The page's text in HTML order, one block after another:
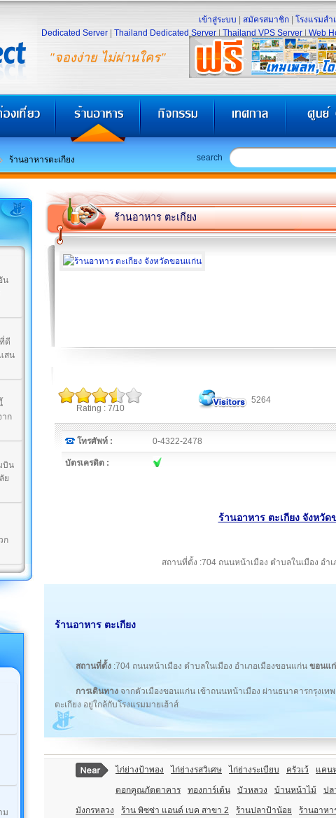
"จองง่าย ไม่ผ่านใคร"
เข้าสู่ระบบ สมัครสมาชิก โรงแรมสำ
Dedicated Server
Thailand Dedicated Server Thailand VPS Server Web
ร้านอาหารตะเกียง search
น
ดี
สน
าก
บิน
ย
ก
ม
ร้านอาหาร ตะเกียง
Rating : 7/10
5264
โทรศัพท์ : 0-4322-2478
บัตรเครดิต :
ร้านอาหาร ตะเกียง จังหวั
สถานที่ตั้ง :704 ถนนหน้าเมือง ตำบลในเมือง อำ
ร้านอาหาร ตะเกียง
สถานที่ตั้ง :704 ถนนหน้าเมือง ตำบลในเมือง อำเภอเมืองขอนแก่น ขอนแ
การเดินทางจากตัวเมืองขอนแก่น เข้าถนนหน้าเมือง ผ่านธนาคารกรุงเท
ตะเกียง อยู่ใกล้กับโรงแรมมายเฮ้าส์
ไก่ย่างป้าพอง ไก่ย่างรสวิเศษ ไก่ย่างระเบียบ ครัวเว้ แคน
ดอกคูณภัตตาคาร ทองการ์เด้น บัวหลวง บ้านหน้าไม้ ปล
มังกรหลวง ร้าน พิซซ่า แอนด์ เบค สาขา 2 ร้านปลาป้าน้อย ร้านอาหา